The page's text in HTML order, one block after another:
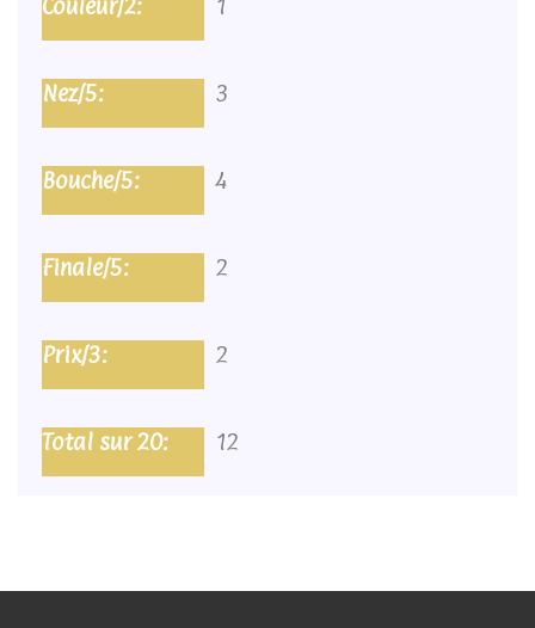
1
3
4
2
2
12